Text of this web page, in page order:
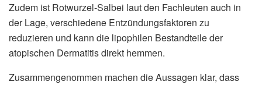
Zudem ist Rotwurzel-Salbei laut den Fachleuten auch in
der Lage, verschiedene Entzündungsfaktoren zu
reduzieren und kann die lipophilen Bestandteile der
atopischen Dermatitis direkt hemmen.
Zusammengenommen machen die Aussagen klar, dass